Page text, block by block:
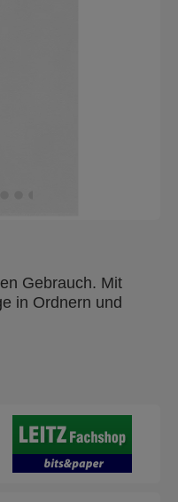
Gebrauch. Mit
in Ordnern und